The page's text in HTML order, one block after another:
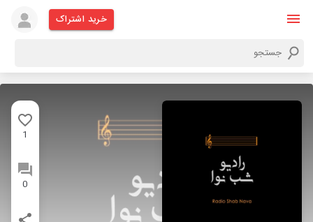
خرید اشتراک
1
0